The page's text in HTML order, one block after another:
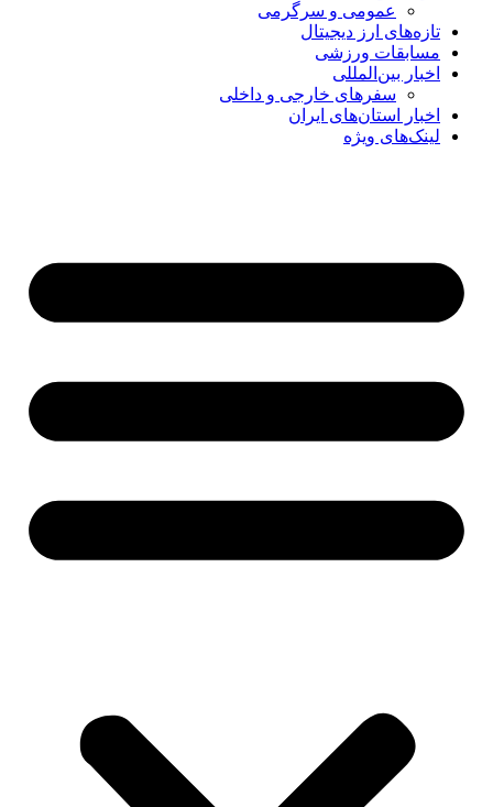
عمومی و سرگرمی
تازه‌های ارز دیجیتال
مسابقات ورزشی
اخبار بین‌المللی
سفرهای خارجی و داخلی
اخبار استان‌های ایران
لینک‌های ویژه